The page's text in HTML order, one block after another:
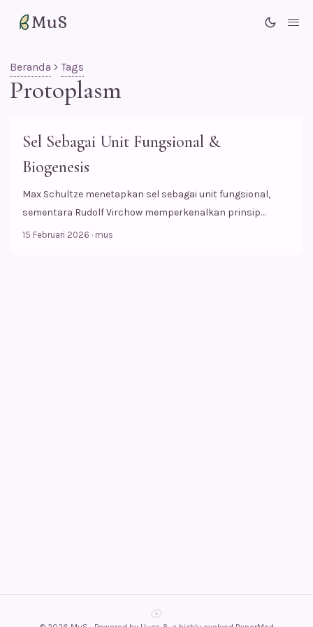
MuS
Beranda Tags
Protoplasm
Sel Sebagai Unit Fungsional &
Biogenesis
Max Schultze menetapkan sel sebagai unit fungsional,
sementara Rudolf Virchow memperkenalkan prinsip
Biogenesis.
15 Februari 2026 · mus